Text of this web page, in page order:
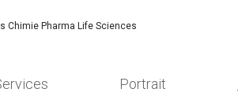
Chimie Pharma Life Sciences
Portrait